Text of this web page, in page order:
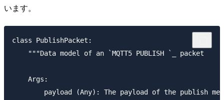
います。
class PublishPacket:
    """Data model of an `MQTT5 PUBLISH `_ packet
    Args:
payload (Any): The payload of the publish